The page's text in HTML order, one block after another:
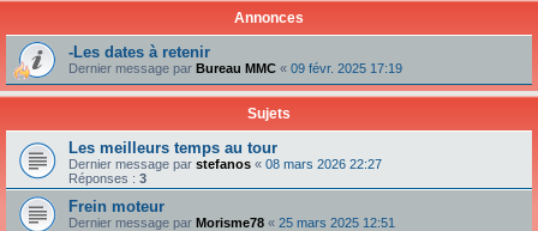
Annonces
-Les dates à retenir
Dernier message par Bureau MMC « 09 févr. 2025 17:19
Sujets
Les meilleurs temps au tour
Dernier message par stefanos « 08 mars 2026 22:27
Réponses : 3
Frein moteur
Dernier message par Morisme78 « 25 mars 2025 12:51